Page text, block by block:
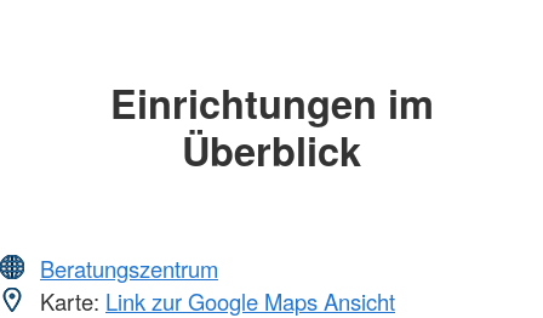
Einrichtungen im
Überblick
Beratungszentrum
Karte: Link zur Google Maps Ansicht